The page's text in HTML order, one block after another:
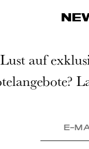
Lust auf